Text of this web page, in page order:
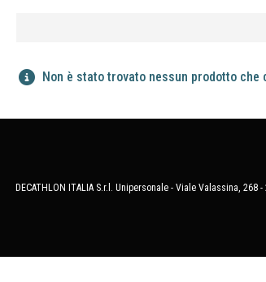
Non è stato trovato nessun prodotto
DECATHLON ITALIA S.r.l. Unipersonale - Viale Valassina, 268